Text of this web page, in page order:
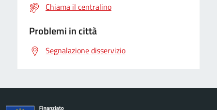
Chiama il centralino
Problemi in città
Segnalazione disservizio